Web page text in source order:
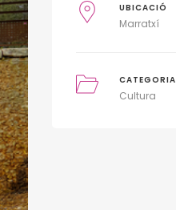
UBICACIÓ
Marratxí
CATEGORIA
Cultura